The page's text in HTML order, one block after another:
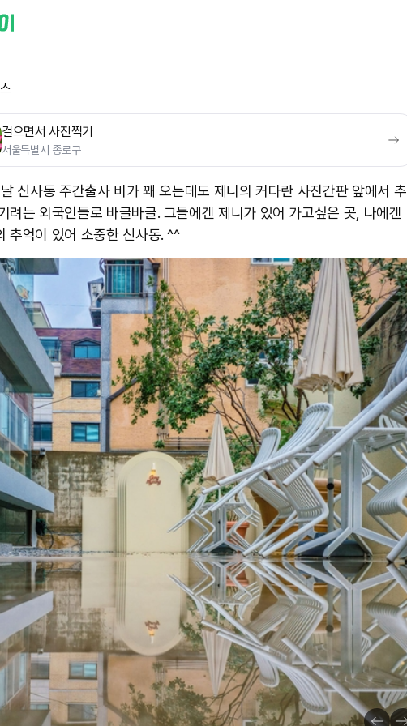
걸으면서 사진찍기
서울특별시 종로구
신사동 주간출사 비가 꽤 오는데도 제니의 커다란 사진간판 앞에서 추
려는 외국인들로 바글바글. 그들에겐 제니가 있어 가고싶은 곳, 나에겐
추억이 있어 소중한 신사동. ^^